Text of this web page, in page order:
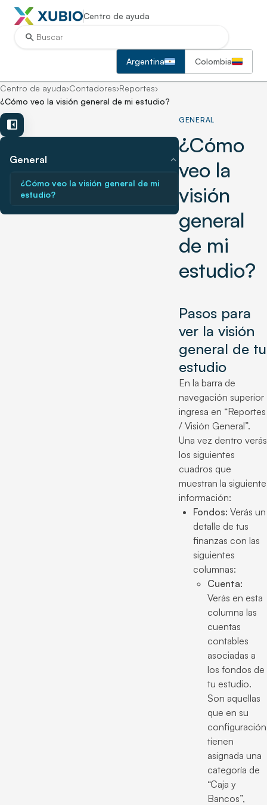
Centro de ayuda
search
Argentina Colombia
Centro de ayuda›Contadores›Reportes›
¿Cómo veo la visión general de mi estudio?
left_panel_close
General expand_more
¿Cómo veo la visión general de mi
estudio?
GENERAL
¿Cómo
veo la
visión
general
de mi
estudio?
Pasos para
ver la visión
general de tu
estudio
En la barra de
navegación superior
ingresa en “Reportes
/ Visión General”.
Una vez dentro verás
los siguientes
cuadros que
muestran la siguiente
información:
Fondos: Verás un
detalle de tus
finanzas con las
siguientes
columnas:
Cuenta:
Verás en esta
columna las
cuentas
contables
asociadas a
los fondos de
tu estudio.
Son aquellas
que en su
configuración
tienen
asignada una
categoría de
“Caja y
Bancos”,